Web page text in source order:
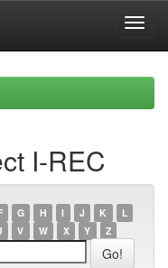
I-REC
G H I J K
L
V W X Y Z